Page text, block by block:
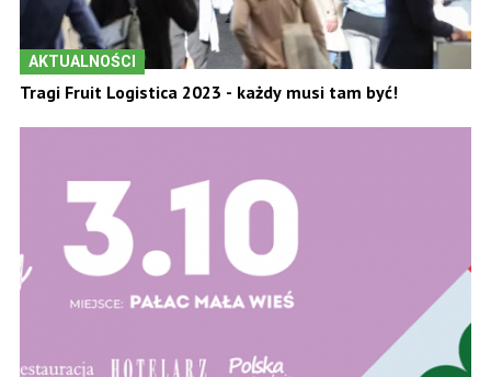
AKTUALNOŚCI
Tragi Fruit Logistica 2023 - każdy musi tam być!